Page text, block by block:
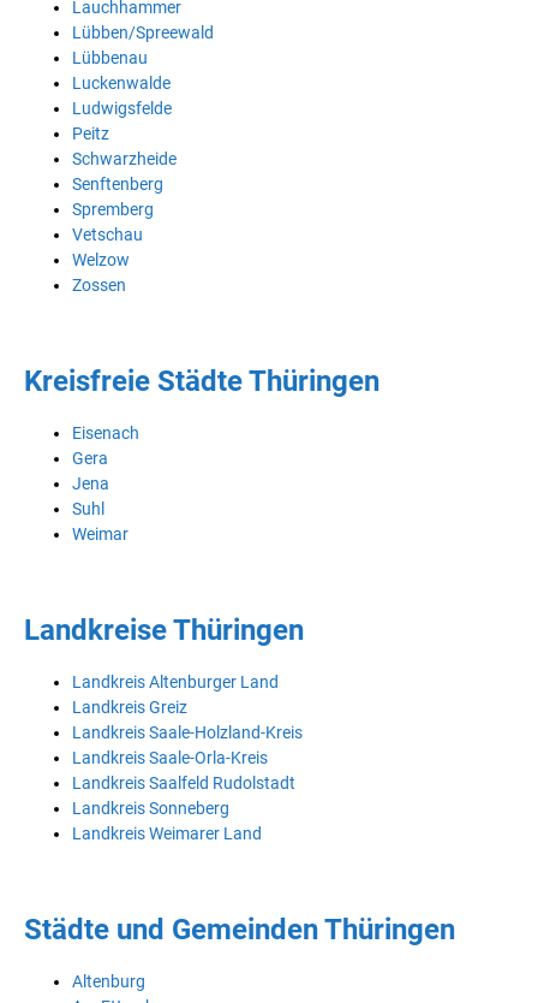
Lauchhammer
Lübben/Spreewald
Lübbenau
Luckenwalde
Ludwigsfelde
Peitz
Schwarzheide
Senftenberg
Spremberg
Vetschau
Welzow
Zossen
Kreisfreie Städte Thüringen
Eisenach
Gera
Jena
Suhl
Weimar
Landkreise Thüringen
Landkreis Altenburger Land
Landkreis Greiz
Landkreis Saale-Holzland-Kreis
Landkreis Saale-Orla-Kreis
Landkreis Saalfeld Rudolstadt
Landkreis Sonneberg
Landkreis Weimarer Land
Städte und Gemeinden Thüringen
Altenburg